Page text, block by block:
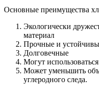
Основные преимущества
Экологически
материал
Прочные и
Долговечные
Могут
Может уменьшить
углеродного следа.